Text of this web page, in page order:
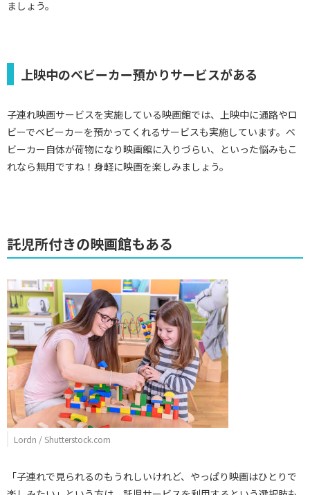
ましょう。
上映中のベビーカー預かりサービスがある
子連れ映画サービスを実施している映画館では、上映中に通路やロ
ビーでベビーカーを預かってくれるサービスも実施しています。ベ
ビーカー自体が荷物になり映画館に入りづらい、といった悩みもこ
れなら無用ですね！身軽に映画を楽しみましょう。
託児所付きの映画館もある
Lordn / Shutterstock.com
「子連れで見られるのもうれしいけれど、やっぱり映画はひとりで